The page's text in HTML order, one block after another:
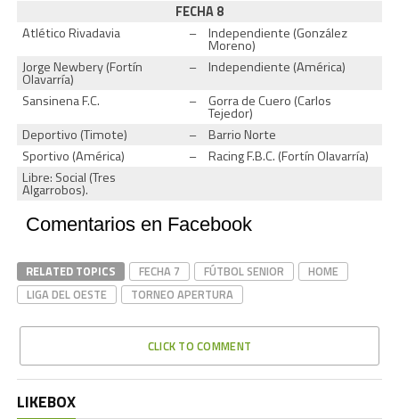
FECHA 8
Atlético Rivadavia
– Independiente (González
Moreno)
Jorge Newbery (Fortín
Olavarría)
–
Independiente (América)
Sansinena F.C.
– Gorra de Cuero (Carlos
Tejedor)
Deportivo (Timote)
–
Barrio Norte
Sportivo (América)
–
Racing F.B.C. (Fortín Olavarría)
Libre: Social (Tres
Algarrobos).
Comentarios en Facebook
RELATED TOPICS FECHA 7 FÚTBOL SENIOR
HOME
LIGA DEL OESTE
TORNEO APERTURA
CLICK TO COMMENT
LIKEBOX